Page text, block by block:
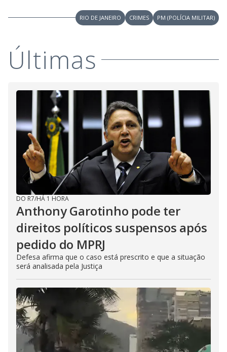
RIO DE JANEIRO CRIMES PM (POLÍCIA MILITAR)
Últimas
DO R7/HÁ 1 HORA
Anthony Garotinho pode ter
direitos políticos suspensos após
pedido do MPRJ
Defesa afirma que o caso está prescrito e que a situação
será analisada pela Justiça